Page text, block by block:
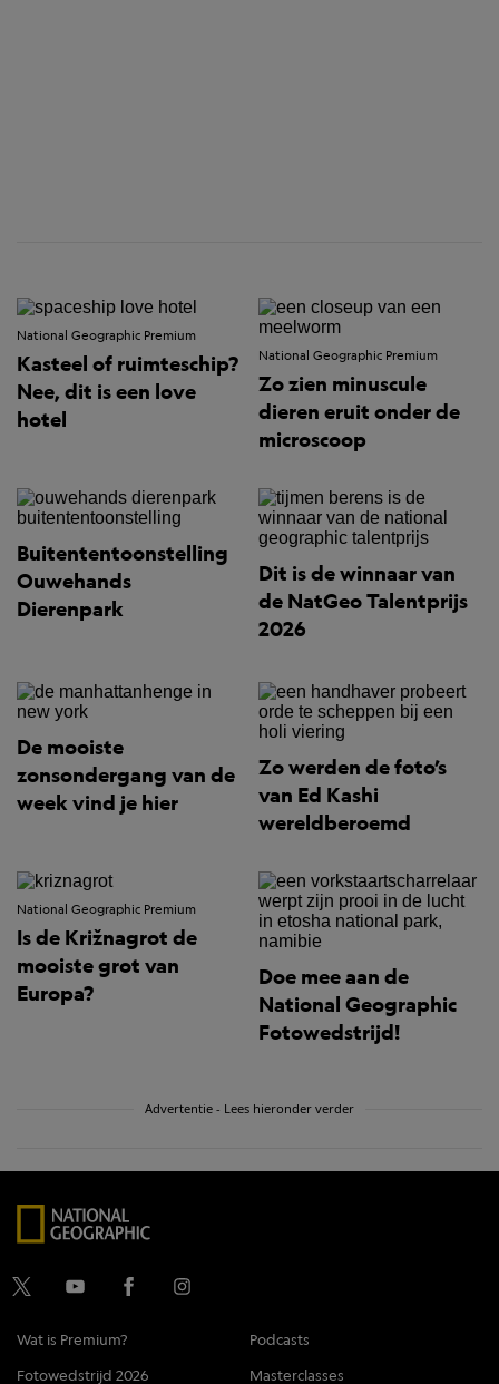
National Geographic Premium
Kasteel of ruimteschip?
Nee, dit is een love
hotel
National Geographic Premium
Zo zien minuscule
dieren eruit onder de
microscoop
Buitententoonstelling
Ouwehands
Dierenpark
Dit is de winnaar van
de NatGeo Talentprijs
2026
De mooiste
zonsondergang van de
week vind je hier
Zo werden de foto’s
van Ed Kashi
wereldberoemd
National Geographic Premium
Is de Križnagrot de
mooiste grot van
Europa?
Doe mee aan de
National Geographic
Fotowedstrijd!
Advertentie - Lees hieronder verder
Wat is Premium?
Podcasts
Fotowedstrijd 2026
Masterclasses